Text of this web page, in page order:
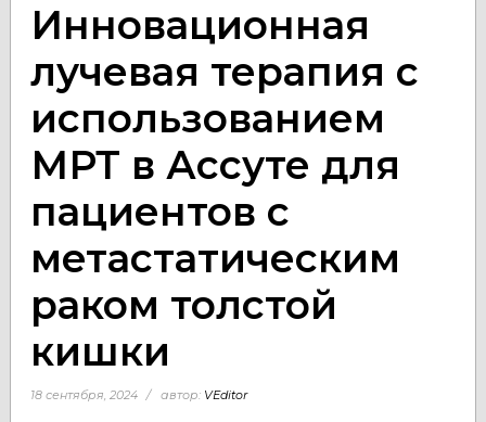
Инновационная
лучевая терапия с
использованием
МРТ в Ассуте для
пациентов с
метастатическим
раком толстой
кишки
18 сентября, 2024 автор: VEditor